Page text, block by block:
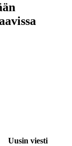
Uusin viesti